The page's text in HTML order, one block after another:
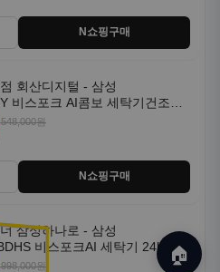
N쇼핑구매
회산디지털 - 삼성
비스포크 AI콤보 세탁기건조기
1등급
원
N쇼핑구매
삼성하나로 - 삼성
비스포크AI 세탁기 24kg 건
자동투입
원
🏠